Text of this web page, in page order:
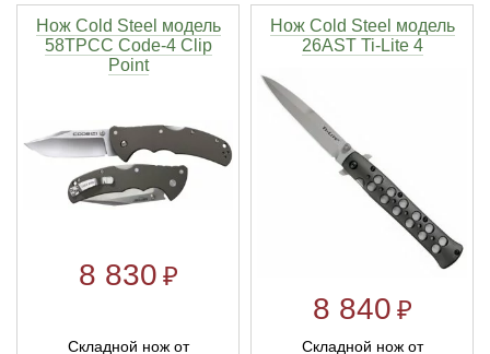
Нож Cold Steel модель
58TPCC Code-4 Clip
Point
8 830 ₽
Складной нож от
Нож Cold Steel модель
26AST Ti-Lite 4
8 840 ₽
Складной нож от